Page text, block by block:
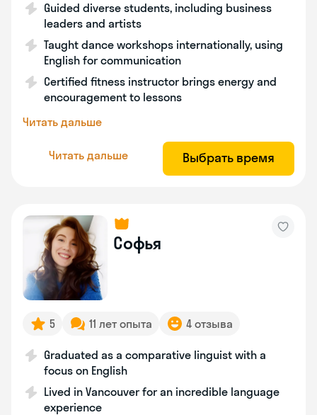
Guided diverse students, including business
leaders and artists
Taught dance workshops internationally, using
English for communication
Certified fitness instructor brings energy and
encouragement to lessons
Читать дальше
Читать дальше Выбрать время
Софья
5 11 лет опыта 4 отзыва
Graduated as a comparative linguist with a
focus on English
Lived in Vancouver for an incredible language
experience